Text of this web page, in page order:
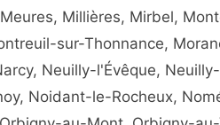
Millières, Mirbel,
sur-Thonnance,
Neuilly-l'Évêque,
Noidant-le-Rocheux,